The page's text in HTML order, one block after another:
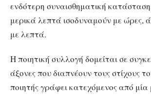
ενδότερη συναισθηματική
μερικά λεπτά ισοδυναμούν με ώρες,
με λεπτά.
Η ποιητική συλλογή δομείται σε
άξονες που διαπνέουν τους στίχους
ποιητής γράφει κατεχόμενος από